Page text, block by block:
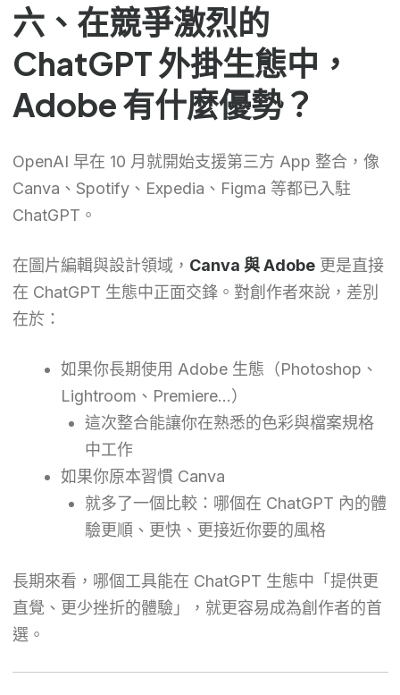
六、在競爭激烈的
ChatGPT 外掛生態中，
Adobe 有什麼優勢？
OpenAI 早在 10 月就開始支援第三方 App 整合，像
Canva、Spotify、Expedia、Figma 等都已入駐
ChatGPT。
在圖片編輯與設計領域， Canva 與 Adobe更是直接
在 ChatGPT 生態中正面交鋒。對創作者來說，差別
在於：
如果你長期使用 Adobe 生態（Photoshop、
Lightroom、Premiere…）
這次整合能讓你在熟悉的色彩與檔案規格
中工作
如果你原本習慣 Canva
就多了一個比較：哪個在 ChatGPT 內的體
驗更順、更快、更接近你要的風格
長期來看，哪個工具能在 ChatGPT 生態中「提供更
直覺、更少挫折的體驗」，就更容易成為創作者的首
選。